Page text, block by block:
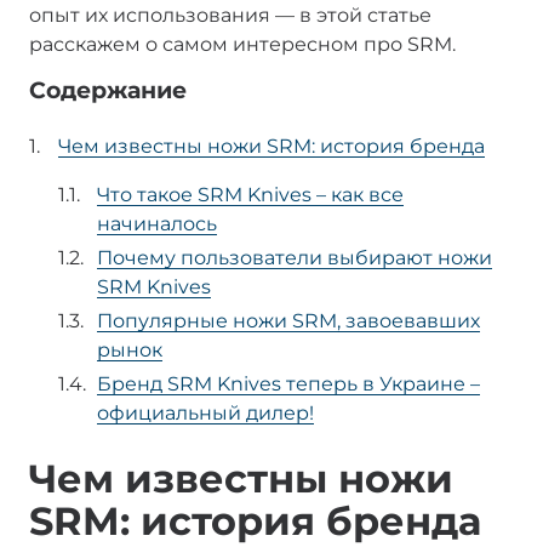
опыт их использования — в этой статье
расскажем о самом интересном про SRM.
Содержание
Чем известны ножи SRM: история бренда
Что такое SRM Knives – как все
начиналось
Почему пользователи выбирают ножи
SRM Knives
Популярные ножи SRM, завоевавших
рынок
Бренд SRM Knives теперь в Украине –
официальный дилер!
Чем известны ножи
SRM: история бренда